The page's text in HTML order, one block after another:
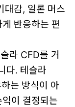
대감, 일론 머스
반응하는 편
라 CFD를 거
다. 테슬라
는 방식이 아
이 결정되는